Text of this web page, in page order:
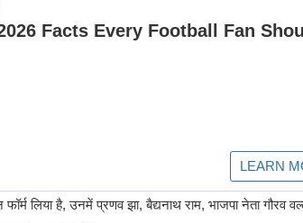
लिया है, उनमें प्रणव झा, बैद्यनाथ राम, भाजपा नेता गौरव